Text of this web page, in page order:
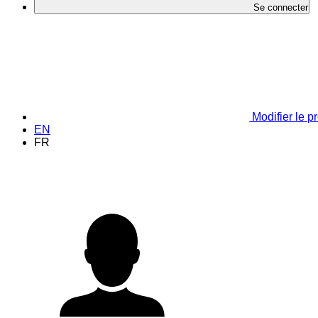
Se connecter
Modifier le
EN
FR